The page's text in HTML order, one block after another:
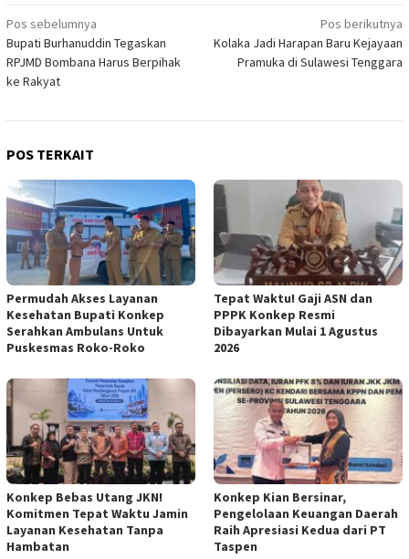
Navigasi
pos
Pos sebelumnya
Bupati Burhanuddin Tegaskan
RPJMD Bombana Harus Berpihak
ke Rakyat
Pos berikutnya
Kolaka Jadi Harapan Baru Kejayaan
Pramuka di Sulawesi Tenggara
POS TERKAIT
Permudah Akses Layanan
Kesehatan Bupati Konkep
Serahkan Ambulans Untuk
Puskesmas Roko-Roko
Tepat Waktu! Gaji ASN dan
PPPK Konkep Resmi
Dibayarkan Mulai 1 Agustus
2026
Konkep Bebas Utang JKN!
Komitmen Tepat Waktu Jamin
Layanan Kesehatan Tanpa
Hambatan
Konkep Kian Bersinar,
Pengelolaan Keuangan Daerah
Raih Apresiasi Kedua dari PT
Taspen